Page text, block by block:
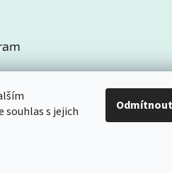
s jejich
Odmítnout